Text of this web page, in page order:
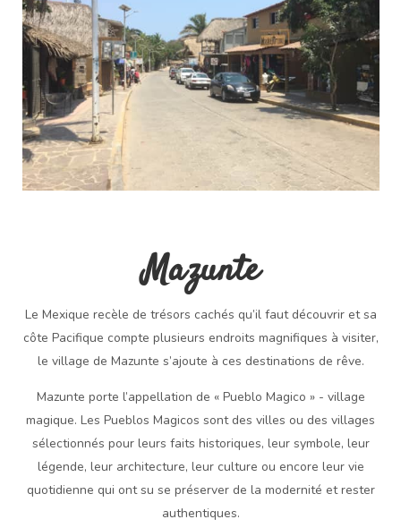
Mazunte
Le Mexique recèle de trésors cachés qu’il faut découvrir et sa
côte Pacifique compte plusieurs endroits magnifiques à visiter,
le village de Mazunte s’ajoute à ces destinations de rêve.
Mazunte porte l’appellation de « Pueblo Magico » - village
magique. Les Pueblos Magicos sont des villes ou des villages
sélectionnés pour leurs faits historiques, leur symbole, leur
légende, leur architecture, leur culture ou encore leur vie
quotidienne qui ont su se préserver de la modernité et rester
authentiques.